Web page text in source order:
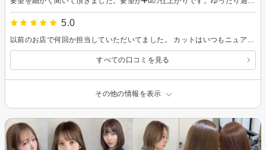
5.0
すべての口コミを見る
その他の情報を表示